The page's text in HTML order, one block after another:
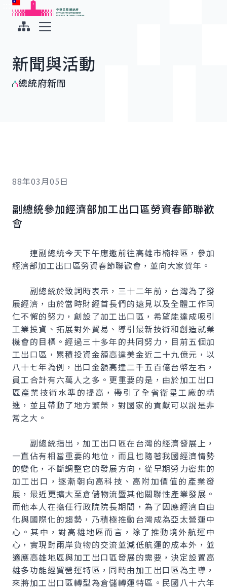
跳到主要內容
中華民國總統府
新聞與活動
總統府新聞
88年03月05日
副總統參加經濟部加工出口區勞資春節聯歡
會
連副總統今天下午應邀前往高雄市楠梓區，參加
經濟部加工出口區勞資春節聯歡會，並向大家賀年。
副總統於致詞時表示，三十二年前，台灣為了發
展經濟，由於當時財經首長們的遠見以及全體工作同
仁不懈的努力，創設了加工出口區，希望能達成吸引
工業投資、拓展對外貿易、導引最新技術和創造就業
機會的目標。經過三十多年的共同努力，目前五個加
工出口區，累積投資金額高達美金近二十九億元，以
八十七年為例，出口金額高達二千五百億台幣左右，
員工合計有六萬人之多。更重要的是，由於加工出口
區產業技術水準的提高，帶引了全省衛星工廠的精
進，並且帶動了地方繁榮，對國家的貢獻可以說是非
常之大。
副總統指出，加工出口區在台灣的經濟發展上，
一直佔有相當重要的地位，而且也隨著我國經濟情勢
的變化，不斷調整它的發展方向，從早期勞力密集的
加工出口，逐漸朝向高科技、高附加價值的產業發
展，最近更擴大至倉儲物流暨其他關聯性產業發展。
而他本人在擔任行政院院長期間，為了因應經濟自由
化與國際化的趨勢，乃積極推動台灣成為亞太營運中
心。其中，對高雄地區而言，除了推動境外航運中
心，實現對兩岸貨物的交流並減低航運的成本外，並
適應高雄地區與加工出口區發展的需要，決定設置高
雄多功能經貿營運特區，同時由加工出口區為主導，
來將加工出口區轉型為倉儲轉運特區。民國八十六年